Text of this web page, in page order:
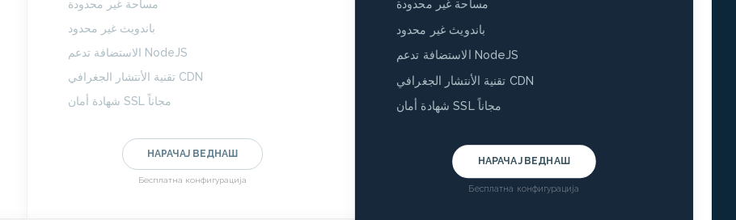
مساحة غير محدودة
باندويث غير محدود
الاستضافة تدعم NodeJS
تقنية الأنتشار الجغرافي CDN
شهادة أمان SSL مجاناً
НАРАЧАЈ ВЕДНАШ
Бесплатна конфигурација
مساحة غير محدودة
باندويث غير محدود
الاستضافة تدعم NodeJS
تقنية الأنتشار الجغرافي CDN
شهادة أمان SSL مجاناً
НАРАЧАЈ ВЕДНАШ
Бесплатна конфигурација